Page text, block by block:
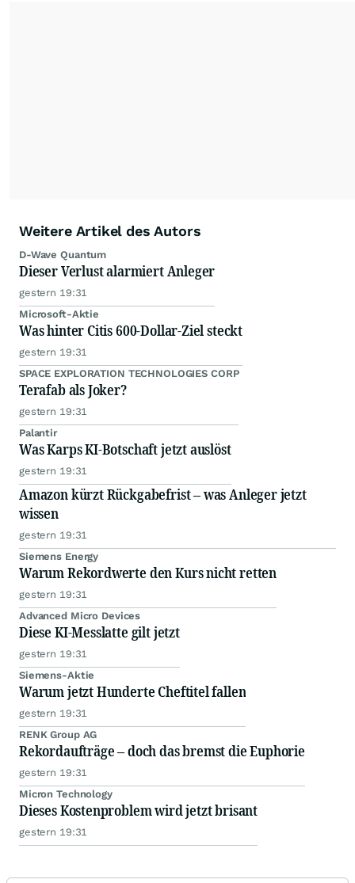
Weitere Artikel des Autors
D-Wave Quantum
Dieser Verlust alarmiert Anleger
gestern 19:31
Microsoft-Aktie
Was hinter Citis 600-Dollar-Ziel steckt
gestern 19:31
SPACE EXPLORATION TECHNOLOGIES CORP
Terafab als Joker?
gestern 19:31
Palantir
Was Karps KI-Botschaft jetzt auslöst
gestern 19:31
Amazon kürzt Rückgabefrist – was Anleger jetzt
wissen
gestern 19:31
Siemens Energy
Warum Rekordwerte den Kurs nicht retten
gestern 19:31
Advanced Micro Devices
Diese KI-Messlatte gilt jetzt
gestern 19:31
Siemens-Aktie
Warum jetzt Hunderte Cheftitel fallen
gestern 19:31
RENK Group AG
Rekordaufträge – doch das bremst die Euphorie
gestern 19:31
Micron Technology
Dieses Kostenproblem wird jetzt brisant
gestern 19:31